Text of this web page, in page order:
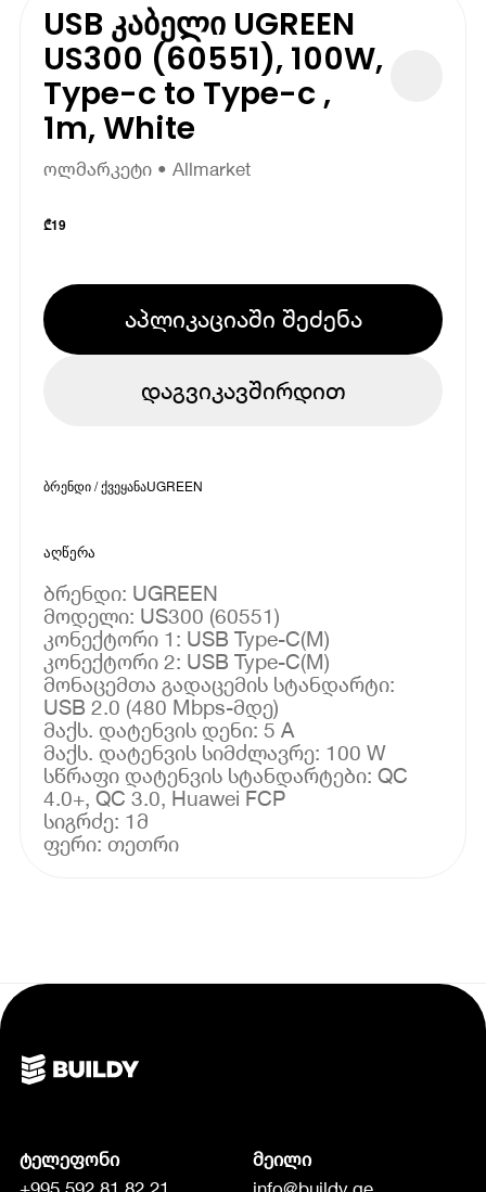
USB კაბელი UGREEN
US300 (60551), 100W,
Type-c to Type-c ,
1m, White
ოლმარკეტი • Allmarket
₾19
აპლიკაციაში შეძენა
დაგვიკავშირდით
ბრენდი / ქვეყანაUGREEN
აღწერა
ბრენდი: UGREEN
მოდელი: US300 (60551)
კონექტორი 1: USB Type-C(M)
კონექტორი 2: USB Type-C(M)
მონაცემთა გადაცემის სტანდარტი:
USB 2.0 (480 Mbps-მდე)
მაქს. დატენვის დენი: 5 A
მაქს. დატენვის სიმძლავრე: 100 W
სწრაფი დატენვის სტანდარტები: QC
4.0+, QC 3.0, Huawei FCP
სიგრძე: 1მ
ფერი: თეთრი
ტელეფონი
მეილი